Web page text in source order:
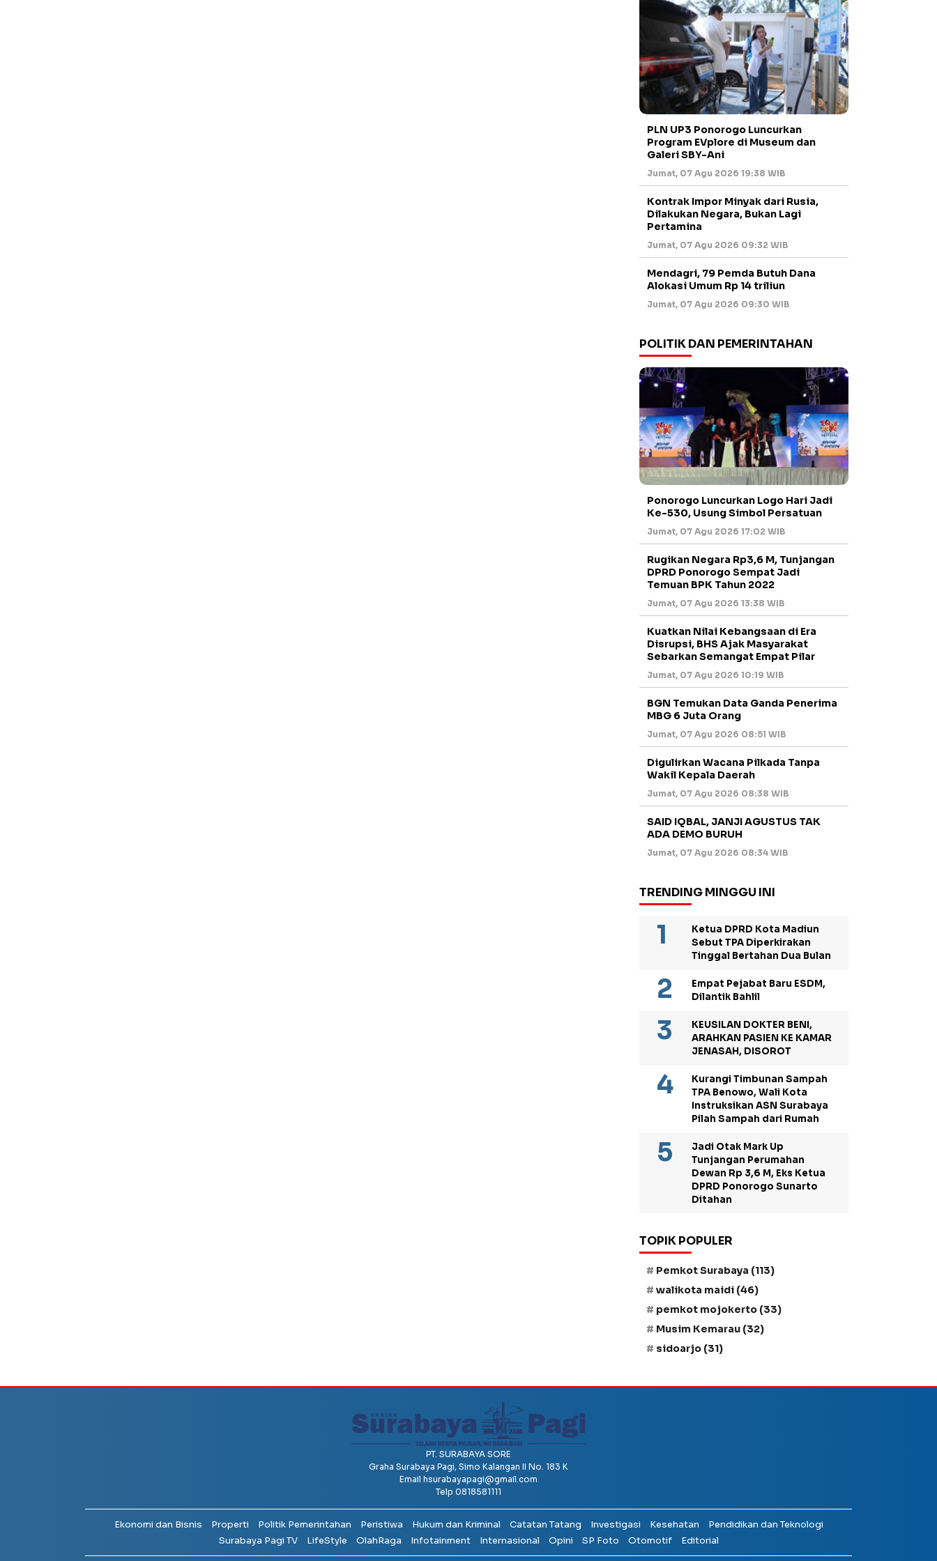
PLN UP3 Ponorogo Luncurkan
Program EVplore di Museum dan
Galeri SBY-Ani
Jumat, 07 Agu 2026 19:38 WIB
Kontrak Impor Minyak dari Rusia,
Dilakukan Negara, Bukan Lagi
Pertamina
Jumat, 07 Agu 2026 09:32 WIB
Mendagri, 79 Pemda Butuh Dana
Alokasi Umum Rp 14 triliun
Jumat, 07 Agu 2026 09:30 WIB
POLITIK DAN PEMERINTAHAN
Ponorogo Luncurkan Logo Hari Jadi
Ke-530, Usung Simbol Persatuan
Jumat, 07 Agu 2026 17:02 WIB
Rugikan Negara Rp3,6 M, Tunjangan
DPRD Ponorogo Sempat Jadi
Temuan BPK Tahun 2022
Jumat, 07 Agu 2026 13:38 WIB
Kuatkan Nilai Kebangsaan di Era
Disrupsi, BHS Ajak Masyarakat
Sebarkan Semangat Empat Pilar
Jumat, 07 Agu 2026 10:19 WIB
BGN Temukan Data Ganda Penerima
MBG 6 Juta Orang
Jumat, 07 Agu 2026 08:51 WIB
Digulirkan Wacana Pilkada Tanpa
Wakil Kepala Daerah
Jumat, 07 Agu 2026 08:38 WIB
SAID IQBAL, JANJI AGUSTUS TAK
ADA DEMO BURUH
Jumat, 07 Agu 2026 08:34 WIB
TRENDING MINGGU INI
Ketua DPRD Kota Madiun
Sebut TPA Diperkirakan
Tinggal Bertahan Dua Bulan
Empat Pejabat Baru ESDM,
Dilantik Bahlil
KEUSILAN DOKTER BENI,
ARAHKAN PASIEN KE KAMAR
JENASAH, DISOROT
Kurangi Timbunan Sampah
TPA Benowo, Wali Kota
Instruksikan ASN Surabaya
Pilah Sampah dari Rumah
Jadi Otak Mark Up
Tunjangan Perumahan
Dewan Rp 3,6 M, Eks Ketua
DPRD Ponorogo Sunarto
Ditahan
TOPIK POPULER
Pemkot Surabaya (113)
walikota maidi (46)
pemkot mojokerto (33)
Musim Kemarau (32)
sidoarjo (31)
PT. SURABAYA SORE
Graha Surabaya Pagi, Simo Kalangan II No. 183 K
Email hsurabayapagi@gmail.com
Telp 0818581111
Ekonomi dan Bisnis Properti Politik Pemerintahan Peristiwa Hukum dan Kriminal Catatan Tatang Investigasi Kesehatan
Pendidikan dan Teknologi
Surabaya Pagi TV
LifeStyle OlahRaga Infotainment Internasional Opini SP Foto Otomotif Editorial